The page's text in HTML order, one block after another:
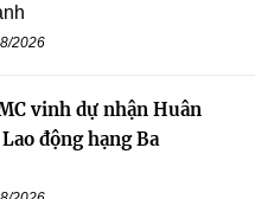
2026
vinh dự nhận Huân
động hạng Ba